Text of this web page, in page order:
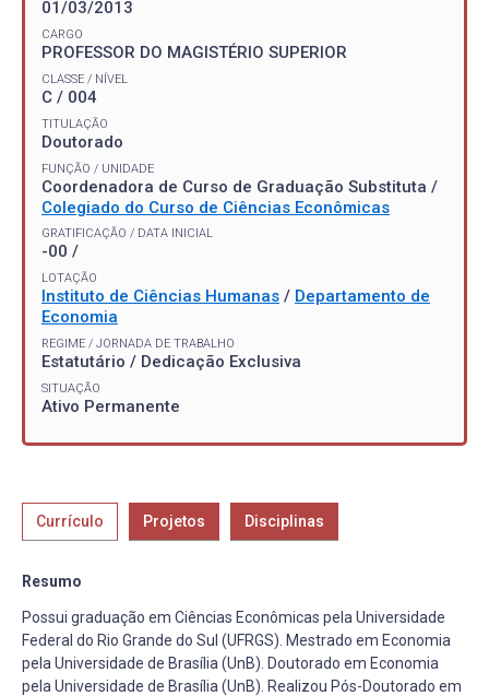
01/03/2013
CARGO
PROFESSOR DO MAGISTÉRIO SUPERIOR
CLASSE / NÍVEL
C / 004
TITULAÇÃO
Doutorado
FUNÇÃO / UNIDADE
Coordenadora de Curso de Graduação Substituta /
Colegiado do Curso de Ciências Econômicas
GRATIFICAÇÃO / DATA INICIAL
-00 /
LOTAÇÃO
Instituto de Ciências Humanas / Departamento de
Economia
REGIME / JORNADA DE TRABALHO
Estatutário / Dedicação Exclusiva
SITUAÇÃO
Ativo Permanente
Currículo Projetos Disciplinas
Resumo
Possui graduação em Ciências Econômicas pela Universidade
Federal do Rio Grande do Sul (UFRGS). Mestrado em Economia
pela Universidade de Brasília (UnB). Doutorado em Economia
pela Universidade de Brasília (UnB). Realizou Pós-Doutorado em